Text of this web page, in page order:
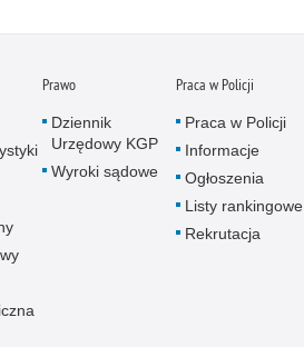
Prawo
Dziennik
Urzędowy KGP
Wyroki sądowe
Praca w Policji
Praca w Policji
Informacje
Ogłoszenia
Listy rankingowe
Rekrutacja